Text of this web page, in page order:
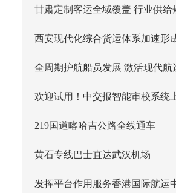
甘肃定制客运全域覆盖 行业供给
西安现代化综合货运体系加速形
全周期护航船员发展 激活现代航
欢迎试用！中交报智能审校系统
219国道喀哈吉公路全线通车
黄石专线巴士直达武汉机场
发挥平台作用服务香港国际航运